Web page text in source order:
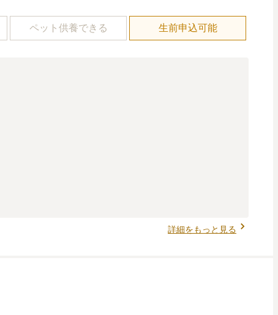
ペット供養できる 生前申込可能
詳細をもっと見る